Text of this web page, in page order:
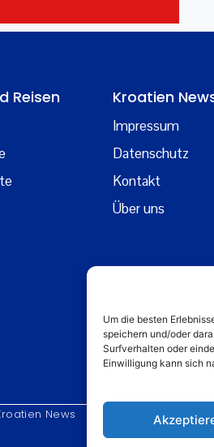
Um die besten
speichern und/oder
Surfverhalten oder
Einwilligung kann sich
Reisen Kroatien
Impressum
Datenschutz
Kontakt
Über uns
News